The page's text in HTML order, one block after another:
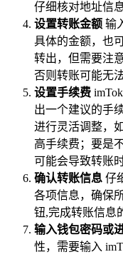
仔细核对地址信
设置转账金额 输
具体的金额，也
转出，但需要注
否则转账可能无
设置手续费
出一个建议的手
进行灵活调整，
高手续费；要是
可能会导致转账
确认转账信息 仔
各项信息，确保
钮,完成转账信息
输入钱包密码或
性，需要输入